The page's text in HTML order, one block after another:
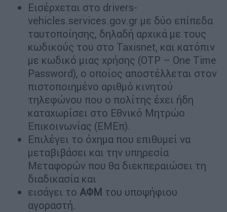
Εισέρχεται στο drivers-
vehicles.services.gov.gr με δύο επίπεδα
ταυτοποίησης, δηλαδή αρχικά με τους
κωδικούς του στο Taxisnet, και κατόπιν
με κωδικό μιας χρήσης (OTP – One Time
Password), ο οποίος αποστέλλεται στον
πιστοποιημένο αριθμό κινητού
τηλεφώνου που ο πολίτης έχει ήδη
καταχωρίσει στο Εθνικό Μητρώο
Επικοινωνίας (ΕΜΕπ).
Επιλέγει το όχημα που επιθυμεί να
μεταβιβάσει και την υπηρεσία
Μεταφορών που θα διεκπεραιώσει τη
διαδικασία και
εισάγει το ΑΦΜ του υποψήφιου
αγοραστή.